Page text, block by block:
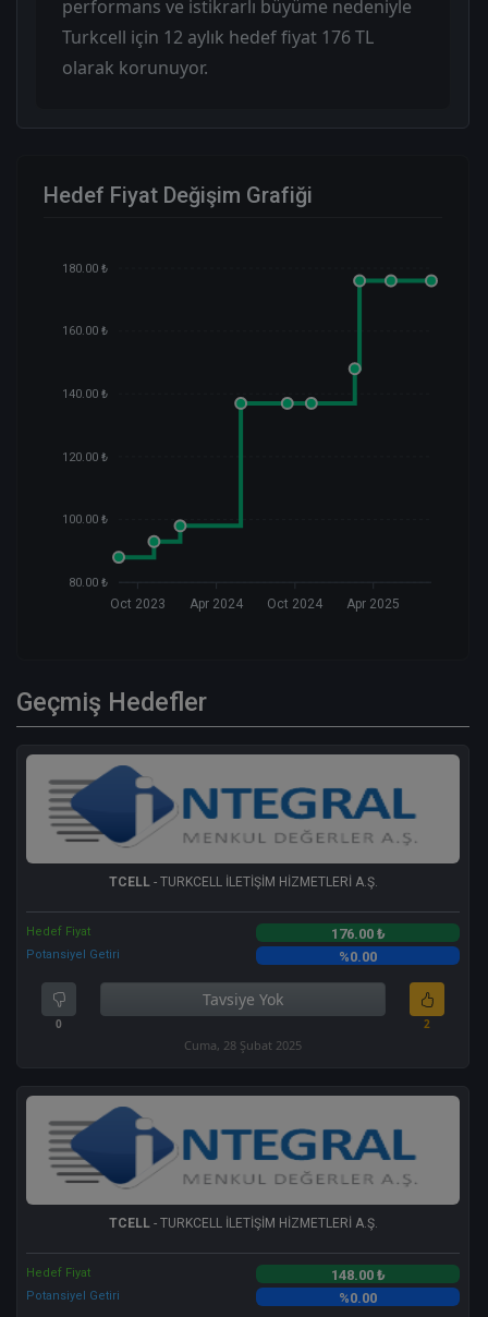
performans ve istikrarlı büyüme nedeniyle
Turkcell için 12 aylık hedef fiyat 176 TL
olarak korunuyor.
Hedef Fiyat Değişim Grafiği
180.00 ₺
160.00 ₺
140.00 ₺
120.00 ₺
100.00 ₺
80.00 ₺
Oct 2023 Apr 2024 Oct 2024 Apr 2025
Geçmiş Hedefler
TCELL- TURKCELL İLETİŞİM HİZMETLERİ A.Ş.
Hedef Fiyat 176.00 ₺
Potansiyel Getiri %0.00
0
Tavsiye Yok
2
Cuma, 28 Şubat 2025
TCELL- TURKCELL İLETİŞİM HİZMETLERİ A.Ş.
Hedef Fiyat 148.00 ₺
Potansiyel Getiri %0.00